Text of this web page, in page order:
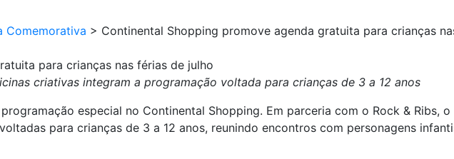
Comemorativa > Continental Shopping promove agenda gratuita para crianças
para crianças nas férias de julho
criativas integram a programação voltada para crianças de 3 a 12 anos
especial no Continental Shopping. Em parceria com o Rock & Ribs,
para crianças de 3 a 12 anos, reunindo encontros com personagens